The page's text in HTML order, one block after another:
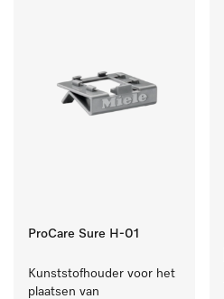
ProCare Sure H-01
Kunststofhouder voor het
plaatsen van